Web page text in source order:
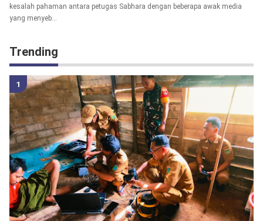
kesalah pahaman antara petugas Sabhara dengan beberapa awak media
yang menyeb...
Trending